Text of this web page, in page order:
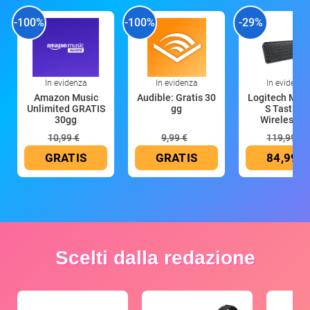
-100%
In evidenza
Amazon Music
Unlimited GRATIS
30gg
10,99 €
GRATIS
-100%
In evidenza
Audible: Gratis 30
gg
9,99 €
GRATIS
-29%
In evidenza
Logitech MX
S Tastiera
Wireless
119,99 €
84,99 €
Scelti dalla redazione